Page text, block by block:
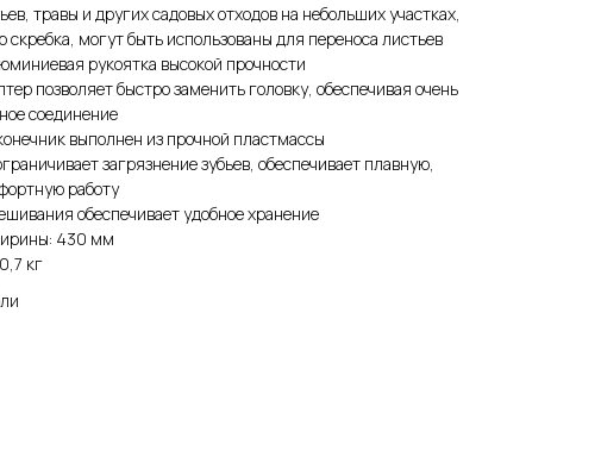
травы и других садовых отходов на небольших участках,
могут быть использованы для переноса листьев
рукоятка высокой прочности
позволяет быстро заменить головку, обеспечивая очень
соединение
выполнен из прочной пластмассы
загрязнение зубьев, обеспечивает плавную,
работу
обеспечивает удобное хранение
430 мм
кг